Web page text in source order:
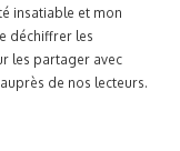
insatiable et mon
déchiffrer les
les partager avec
de nos lecteurs.